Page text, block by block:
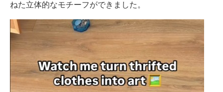
ねた立体的なモチーフができました。